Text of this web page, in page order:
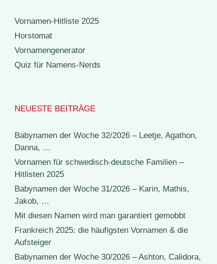
Vornamen-Hitliste 2025
Horstomat
Vornamengenerator
Quiz für Namens-Nerds
NEUESTE BEITRÄGE
Babynamen der Woche 32/2026 – Leetje, Agathon,
Danna, …
Vornamen für schwedisch-deutsche Familien –
Hitlisten 2025
Babynamen der Woche 31/2026 – Karin, Mathis,
Jakob, …
Mit diesen Namen wird man garantiert gemobbt
Frankreich 2025: die häufigsten Vornamen & die
Aufsteiger
Babynamen der Woche 30/2026 – Ashton, Calidora,